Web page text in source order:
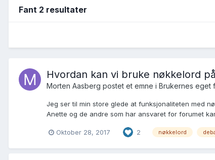
Fant 2 resultater
Hvordan kan vi bruke nøkkelord
Morten Aasberg postet et emne i Brukernes eget
Jeg ser til min store glede at funksjonaliteten med
Anette og de andre som har ansvaret for forumet
Oktober 28, 2017 2 nøkkelord